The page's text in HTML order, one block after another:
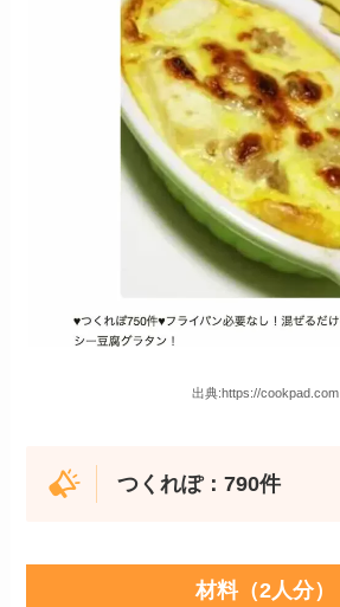
出典:https://cookpad.com
つくれぽ：790件
材料（2人分）